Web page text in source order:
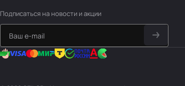
Подписаться на новости и акции